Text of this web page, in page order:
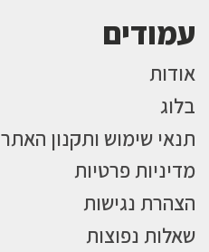
עמודים
אודות
בלוג
תנאי שימוש ותקנון האתר
מדיניות פרטיות
הצהרת נגישות
שאלות נפוצות